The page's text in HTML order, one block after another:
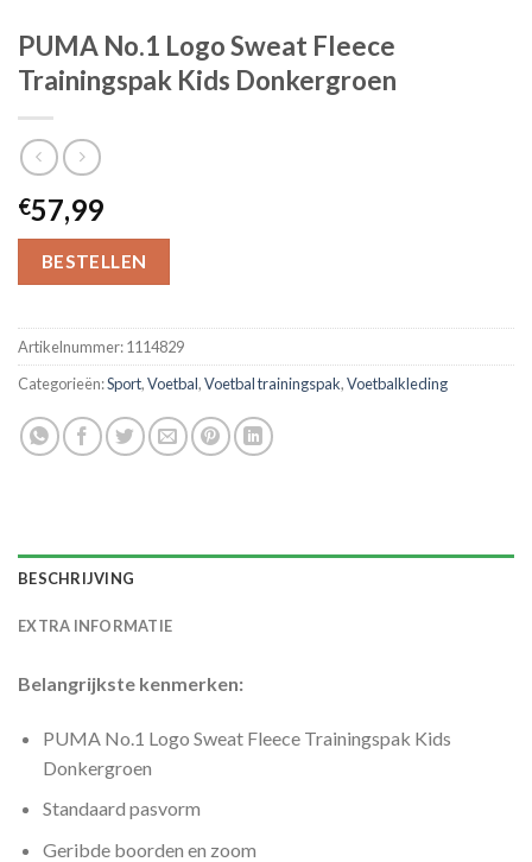
PUMA No.1 Logo Sweat Fleece
Trainingspak Kids Donkergroen
€57,99
BESTELLEN
Artikelnummer:1114829
Categorieën:Sport,Voetbal,Voetbal trainingspak,Voetbalkleding
BESCHRIJVING
EXTRA INFORMATIE
Belangrijkste kenmerken:
PUMA No.1 Logo Sweat Fleece Trainingspak Kids
Donkergroen
Standaard pasvorm
Geribde boorden en zoom